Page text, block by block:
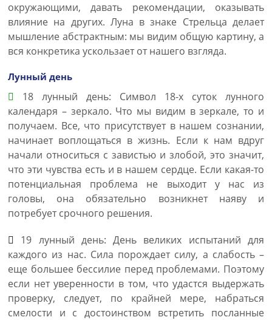
окружающими, давать рекомендации, оказывать
влияние на других. Луна в знаке Стрельца делает
мышление абстрактным: мы видим общую картину, а
вся конкретика ускользает от нашего взгляда.
Лунный день
18 лунный день: Символ 18-х суток лунного
календаря – зеркало. Что мы видим в зеркале, то и
получаем. Все, что присутствует в нашем сознании,
начинает воплощаться в жизнь. Если к нам вдруг
начали относиться с завистью и злобой, это значит,
что эти чувства есть и в нашем сердце. Если какая-то
потенциальная проблема не выходит у нас из
головы, она обязательно возникнет наяву и
потребует срочного решения.
19 лунный день: День великих испытаний для
каждого из нас. Сила порождает силу, а слабость –
еще большее бессилие перед проблемами. Поэтому
если нет уверенности в том, что удастся выдержать
проверку, следует, по крайней мере, набраться
смелости и с достоинством встретить посланные